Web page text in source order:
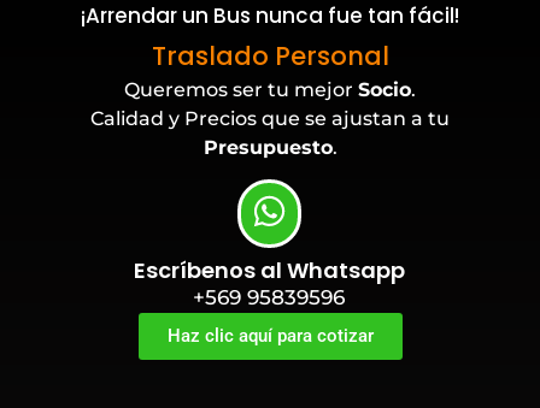
¡Arrendar un Bus nunca fue tan fácil!
Traslado Personal
Eventos Corporativos
Queremos ser tu mejor Socio.
Calidad y Precios que se ajustan a tu
Presupuesto.
Escríbenos al Whatsapp
+569 95839596
Haz clic aquí para cotizar